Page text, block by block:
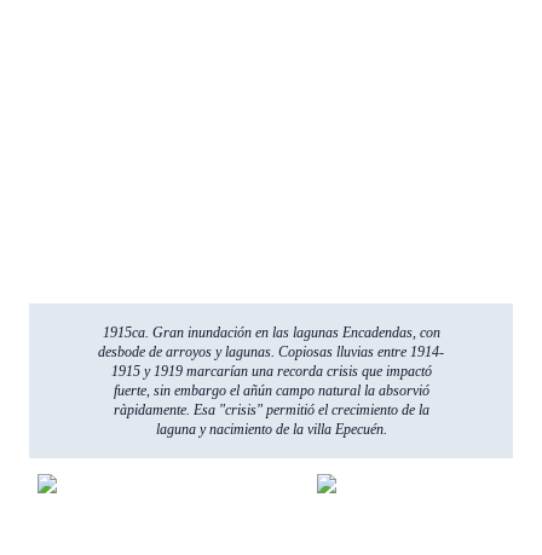
1915ca. Gran inundación en las lagunas Encadendas, con
desbode de arroyos y lagunas. Copiosas lluvias entre 1914-
1915 y 1919 marcarían una recorda crisis que impactó
fuerte, sin embargo el añún campo natural la absorvió
ràpidamente. Esa "crisis" permitió el crecimiento de la
laguna y nacimiento de la villa Epecuén.